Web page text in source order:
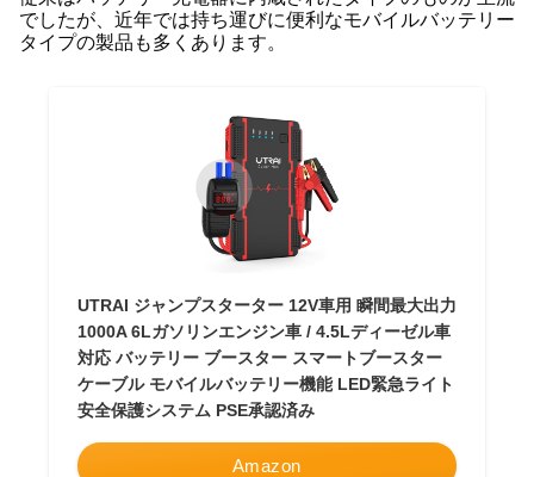
でしたが、近年では持ち運びに便利なモバイルバッテリー
タイプの製品も多くあります。
UTRAI ジャンプスターター 12V車用 瞬間最大出力
1000A 6Lガソリンエンジン車 / 4.5Lディーゼル車
対応 バッテリー ブースター スマートブースター
ケーブル モバイルバッテリー機能 LED緊急ライト
安全保護システム PSE承認済み
Amazon